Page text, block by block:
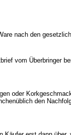
nach den
vom Überbringer
oder
den